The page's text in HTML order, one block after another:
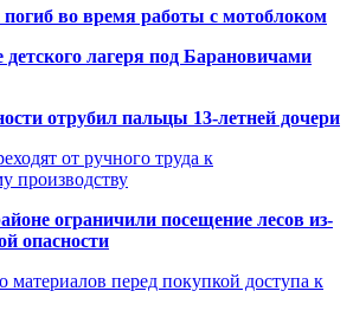
во время работы с мотоблоком
лагеря под Барановичами
отрубил пальцы 13-летней дочери
от ручного труда к
производству
ограничили посещение лесов из-
опасности
материалов перед покупкой доступа к